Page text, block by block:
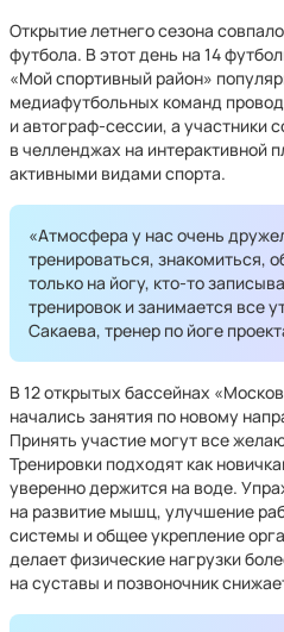
Открытие летнего сезона
футбола. В этот день на 14
«Мой спортивный район»
медиафутбольных команд
и автограф-сессии, а участники
в челленджах на интерактивной
активными видами спорта.
«Атмосфера у нас очень
тренироваться, знакомиться,
только на йогу, кто-то
тренировок и занимается все
Сакаева, тренер по йоге
В 12 открытых бассейнах
начались занятия по новому
Принять участие могут все
Тренировки подходят как
уверенно держится на воде.
на развитие мышц, улучшение
системы и общее укрепление
делает физические нагрузки
на суставы и позвоночник